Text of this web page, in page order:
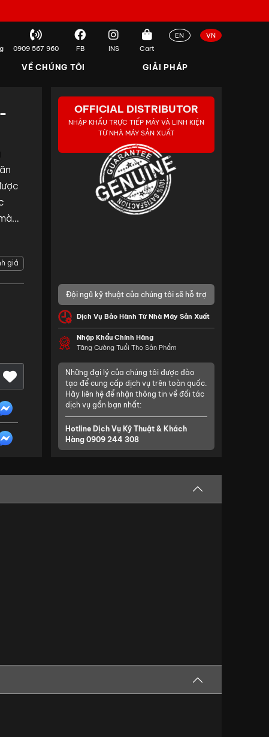
0909 567 960 FB INS Cart
EN VN
VỀ CHÚNG TÔI GIẢI PHÁP
giá
OFFICIAL DISTRIBUTOR
NHẬP KHẨU TRỰC TIẾP MÁY VÀ LINH KIỆN
TỪ NHÀ MÁY SẢN XUẤT
Đội ngũ kỹ thuật của chúng tôi sẽ hỗ trợ
Dịch Vụ Bảo Hành Từ Nhà Máy Sản Xuất
Nhập Khẩu Chính Hãng
Tăng Cường Tuổi Thọ Sản Phẩm
Những đại lý của chúng tôi được đào
tạo để cung cấp dịch vụ trên toàn quốc.
Hãy liên hệ để nhận thông tin về đối tác
dịch vụ gần bạn nhất:
Hotline Dịch Vụ Kỹ Thuật & Khách
Hàng 0909 244 308